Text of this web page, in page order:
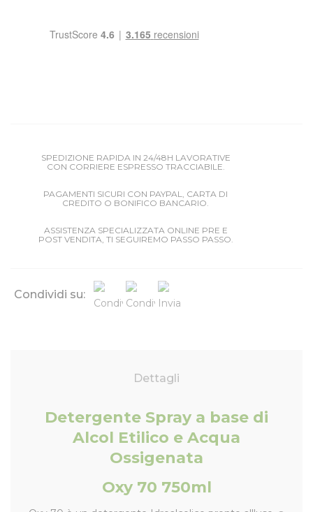
SPEDIZIONE RAPIDA IN 24/48H LAVORATIVE
CON CORRIERE ESPRESSO TRACCIABILE.
PAGAMENTI SICURI CON PAYPAL, CARTA DI
CREDITO O BONIFICO BANCARIO.
ASSISTENZA SPECIALIZZATA ONLINE PRE E
POST VENDITA, TI SEGUIREMO PASSO PASSO.
Condividi su:
Dettagli
Detergente Spray a base di
Alcol Etilico e Acqua
Ossigenata
Oxy 70 750ml